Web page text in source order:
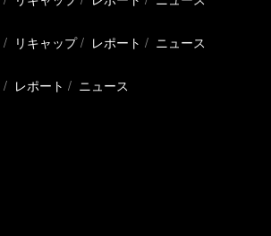
リキャップ レポート ニュース
レポート ニュース